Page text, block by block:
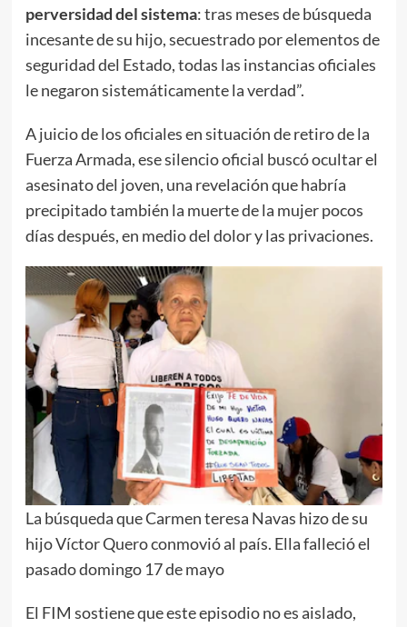
perversidad del sistema: tras meses de búsqueda
incesante de su hijo, secuestrado por elementos de
seguridad del Estado, todas las instancias oficiales
le negaron sistemáticamente la verdad”.
A juicio de los oficiales en situación de retiro de la
Fuerza Armada, ese silencio oficial buscó ocultar el
asesinato del joven, una revelación que habría
precipitado también la muerte de la mujer pocos
días después, en medio del dolor y las privaciones.
La búsqueda que Carmen teresa Navas hizo de su
hijo Víctor Quero conmovió al país. Ella falleció el
pasado domingo 17 de mayo
El FIM sostiene que este episodio no es aislado,